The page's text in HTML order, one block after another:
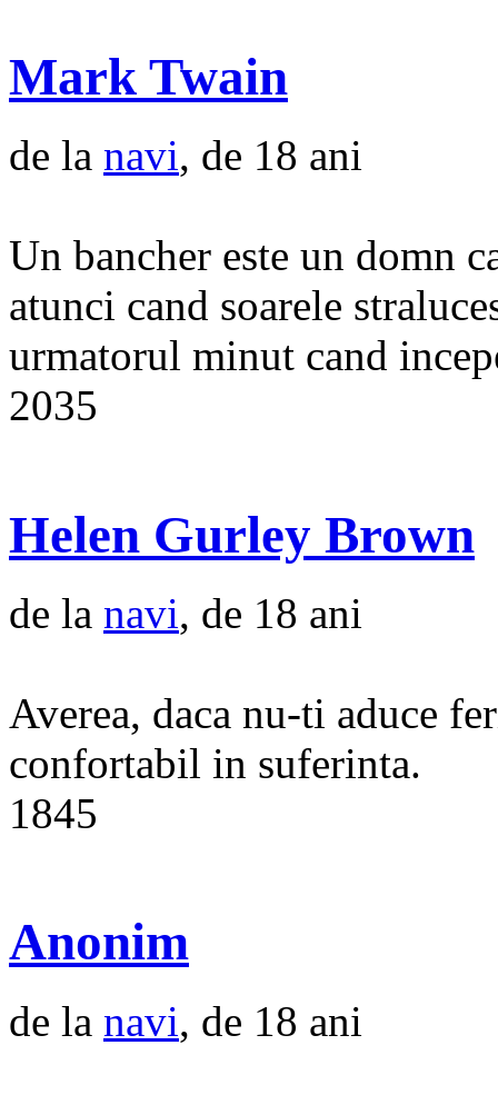
Mark Twain
de la navi, de 18 ani
Un bancher este un domn
atunci cand soarele
urmatorul minut cand
2035
Helen Gurley Brown
de la navi, de 18 ani
Averea, daca nu-ti aduce
confortabil in suferinta.
1845
Anonim
de la navi, de 18 ani